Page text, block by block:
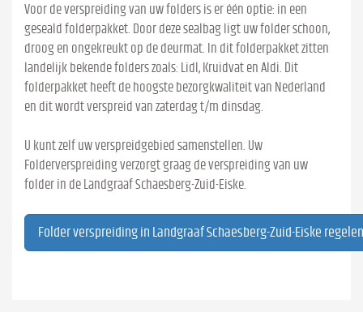
Voor de verspreiding van uw folders is er één optie: in een
geseald folderpakket. Door deze sealbag ligt uw folder schoon,
droog en ongekreukt op de deurmat. In dit folderpakket zitten
landelijk bekende folders zoals: Lidl, Kruidvat en Aldi. Dit
folderpakket heeft de hoogste bezorgkwaliteit van Nederland
en dit wordt verspreid van zaterdag t/m dinsdag.
U kunt zelf uw verspreidgebied samenstellen. Uw
Folderverspreiding verzorgt graag de verspreiding van uw
folder in de Landgraaf Schaesberg-Zuid-Eiske.
Folder verspreiding in Landgraaf Schaesberg-Zuid-Eiske regelen